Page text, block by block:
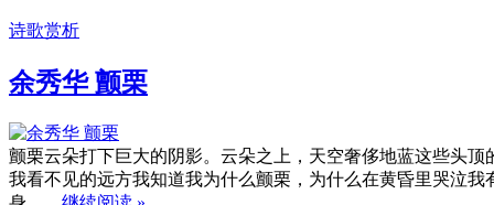
诗歌赏析
余秀华 颤栗
颤栗云朵打下巨大的阴影。云朵之上，天空奢侈地蓝这些头
我看不见的远方我知道我为什么颤栗，为什么在黄昏里哭泣